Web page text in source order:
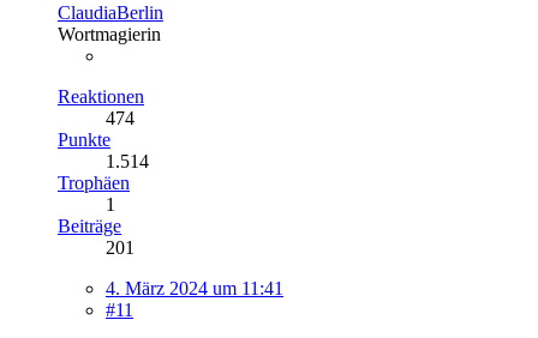
ClaudiaBerlin
Wortmagierin
Reaktionen
474
Punkte
1.514
Trophäen
1
Beiträge
201
4. März 2024 um 11:41
#11